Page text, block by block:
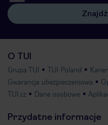
O TUI
Grupa TUI TUI Poland
Gwarancja ubezpieczeniowa
TUI.cz
Dane osobowe
Przydatne informacje